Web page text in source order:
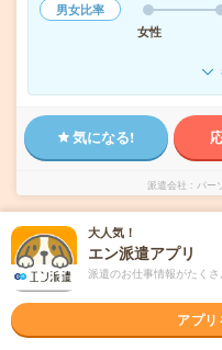
男女比率
女性
気になる!
派遣会社 パー
未読 掲載日 2026/08/07
正社員登用実績あり
スタッフ活躍中！
大人気！
エン派遣アプリ
派遣のお仕事情報がたく
アプ